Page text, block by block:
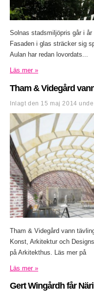
Solnas stadsmiljöpris går i
Fasaden i glas sträcker sig
Aulan har redan lovordats...
Läs mer »
Tham & Videgård
Inlagt den 15 maj 2014
Tham & Videgård vann
Konst, Arkitektur och
på Arkitekthus. Läs mer på
Läs mer »
Gert Wingårdh får